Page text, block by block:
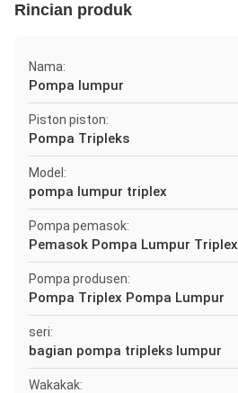
Rincian produk
Nama:
Pompa lumpur
Piston piston:
Pompa Tripleks
Model:
pompa lumpur triplex
Pompa pemasok:
Pemasok Pompa Lumpur Triplex
Pompa produsen:
Pompa Triplex Pompa Lumpur
seri:
bagian pompa tripleks lumpur
Wakakak: